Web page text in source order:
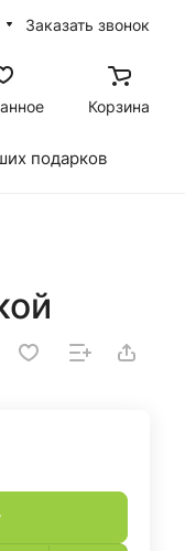
Заказать звонок
Корзина
подарков